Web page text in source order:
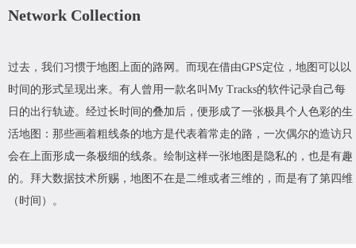
Network Collection
过去，我们习惯于地图上面的路网。而现在借由GPS定位，地图可以以
时间的形式呈现出来。有人曾用一款名叫My Tracks的软件记录自己每
日的出行轨迹。经过长时间的叠加后，便形成了一张极具个人色彩的生
活地图：那些画着粗线条的地方是代表着常走的路，一次偶尔的造访只
会在上面形成一条极细的线条。绘制这样一张地图是隐私的，也是有趣
的。拜大数据技术所赐，地图不在是二维或者三维的，而是有了第四维
（时间）。